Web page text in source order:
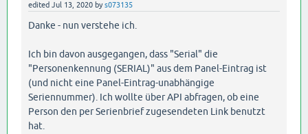
edited Jul 13, 2020 bys073135
Danke - nun verstehe ich.
Ich bin davon ausgegangen, dass "Serial" die
"Personenkennung (SERIAL)" aus dem Panel-Eintrag ist
(und nicht eine Panel-Eintrag-unabhängige
Seriennummer). Ich wollte über API abfragen, ob eine
Person den per Serienbrief zugesendeten Link benutzt
hat.